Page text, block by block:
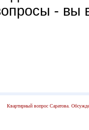
- вы
Квартирный вопрос Саратова.